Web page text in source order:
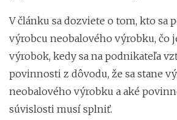
V článku sa dozviete o tom, kto sa
výrobcu neobalového výrobku, čo
výrobok, kedy sa na podnikateľa
povinnosti z dôvodu, že sa stane
neobalového výrobku a aké
súvislosti musí splniť.